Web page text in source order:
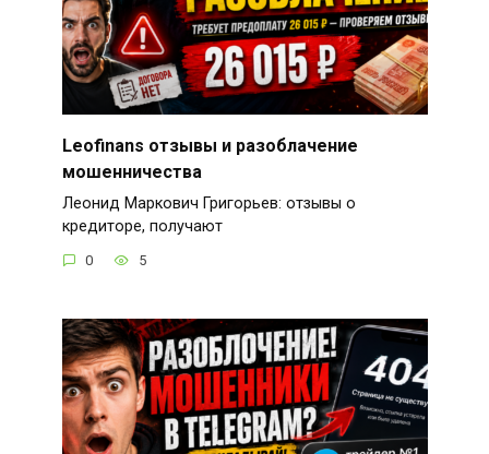
Leofinans отзывы и разоблачение
мошенничества
Леонид Маркович Григорьев: отзывы о
кредиторе, получают
0 5